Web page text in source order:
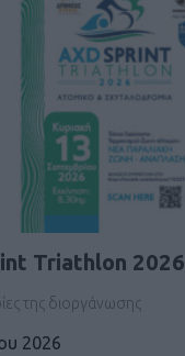
Triathlon 2026
της διοργάνωσης
2026